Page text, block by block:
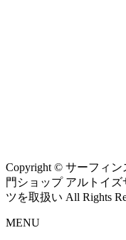
Copyright © サーフィ
門ショップ アルトイ
ツを取扱い All Rights
MENU